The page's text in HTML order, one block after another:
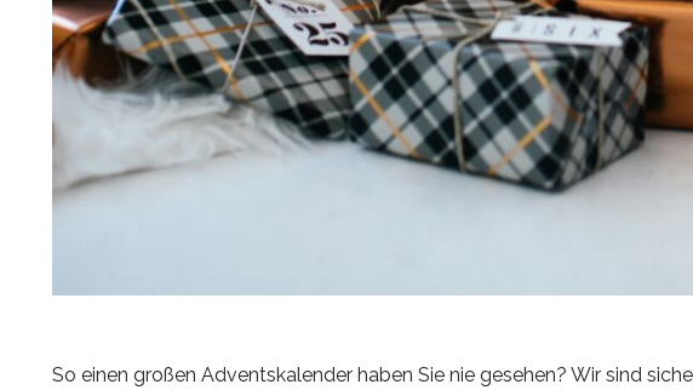
So einen großen Adventskalender haben Sie nie gesehen? Wir sind